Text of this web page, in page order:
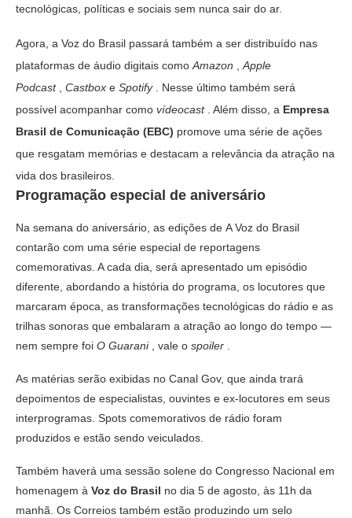
tecnológicas, políticas e sociais sem nunca sair do ar.
Agora, a Voz do Brasil passará também a ser distribuído nas
plataformas de áudio digitais comoAmazon ,Apple
Podcast , Castbox e Spotify . Nesse último também será
possível acompanhar como vídeocast . Além disso, a Empresa
Brasil de Comunicação (EBC) promove uma série de ações
que resgatam memórias e destacam a relevância da atração na
vida dos brasileiros.
Programação especial de aniversário
Na semana do aniversário, as edições de A Voz do Brasil
contarão com uma série especial de reportagens
comemorativas. A cada dia, será apresentado um episódio
diferente, abordando a história do programa, os locutores que
marcaram época, as transformações tecnológicas do rádio e as
trilhas sonoras que embalaram a atração ao longo do tempo —
nem sempre foi O Guarani , vale o spoiler .
As matérias serão exibidas no Canal Gov, que ainda trará
depoimentos de especialistas, ouvintes e ex-locutores em seus
interprogramas. Spots comemorativos de rádio foram
produzidos e estão sendo veiculados.
Também haverá uma sessão solene do Congresso Nacional em
homenagem à Voz do Brasil no dia 5 de agosto, às 11h da
manhã. Os Correios também estão produzindo um selo